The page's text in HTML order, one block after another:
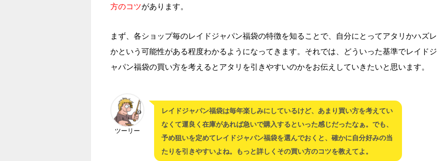
方のコツがあります。
まず、各ショップ毎のレイドジャパン福袋の特徴を知ることで、自分にとってアタリかハズレ
かという可能性がある程度わかるようになってきます。それでは、どういった基準でレイドジ
ャパン福袋の買い方を考えるとアタリを引きやすいのかをお伝えしていきたいと思います。
ツーリー
レイドジャパン福袋は毎年楽しみにしているけど、あまり買い方を考えてい
なくて運良く在庫があれば急いで購入するといった感じだったなぁ。でも、
予め狙いを定めてレイドジャパン福袋を選んでおくと、確かに自分好みの当
たりを引きやすいよね。もっと詳しくその買い方のコツを教えてよ。